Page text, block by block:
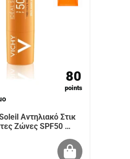
80
points
Αντηλιακό Στικ
Ζώνες SPF50 …